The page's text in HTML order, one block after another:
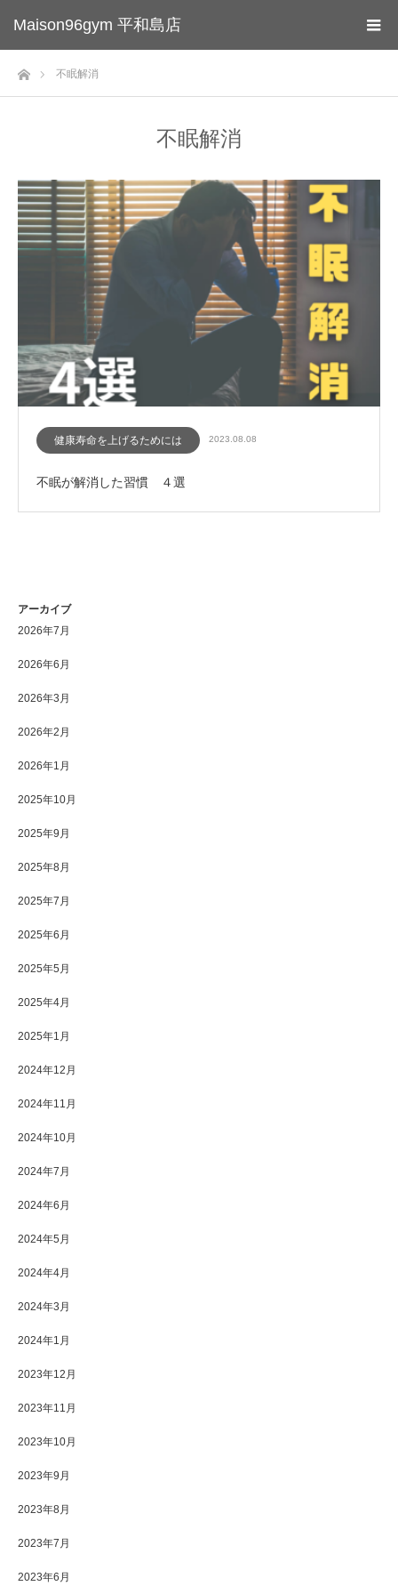
Maison96gym 平和島店
ホーム不眠解消
不眠解消
健康寿命を上げるためには 2023.08.08
不眠が解消した習慣 ４選
アーカイブ
2026年7月
2026年6月
2026年3月
2026年2月
2026年1月
2025年10月
2025年9月
2025年8月
2025年7月
2025年6月
2025年5月
2025年4月
2025年1月
2024年12月
2024年11月
2024年10月
2024年7月
2024年6月
2024年5月
2024年4月
2024年3月
2024年1月
2023年12月
2023年11月
2023年10月
2023年9月
2023年8月
2023年7月
2023年6月